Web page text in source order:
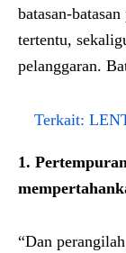
batasan-
tertentu,
pelanggaran.
Terkait:
1.
“Dan